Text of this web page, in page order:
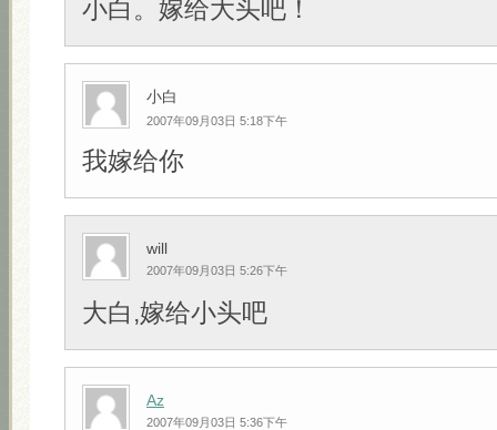
小白。嫁给大头吧！
小白
2007年09月03日 5:18下午
我嫁给你
will
2007年09月03日 5:26下午
大白,嫁给小头吧
Az
2007年09月03日 5:36下午